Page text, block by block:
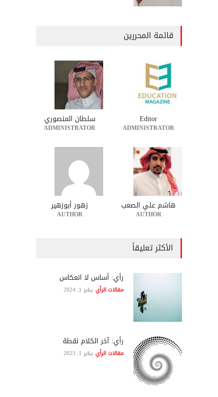
قائمة المحررين
Editor
ADMINISTRATOR
سلطان المنصوري
ADMINISTRATOR
هاشم علي الصعب
AUTHOR
زهور أبوزهير
AUTHOR
الأكثر تعليقاً
رأي: أساس لا انعكاس
مقالات الرأي يناير 1, 2024
رأي: آخر الكلام نقطة
مقالات الرأي يناير 1, 2023